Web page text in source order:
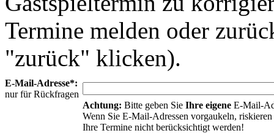
Termine melden oder
"zurück" klicken).
E-Mail-Adresse*:
nur für Rückfragen
Achtung: Bitte geben Sie Ihre eigene E-Mail-
Wenn Sie E-Mail-Adressen vorgaukeln, riskieren
Ihre Termine nicht berücksichtigt werden!